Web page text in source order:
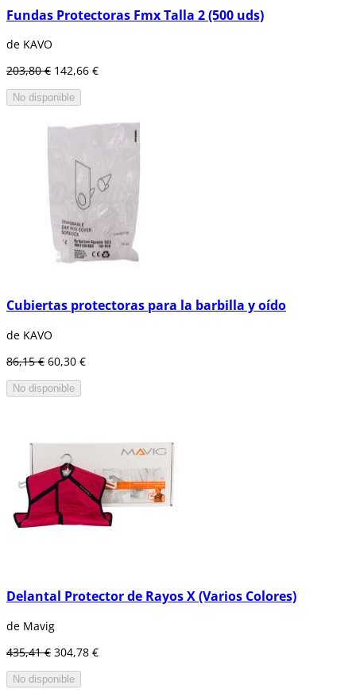
Fundas Protectoras Fmx Talla 2 (500 uds)
de KAVO
203,80 € 142,66 €
No disponible
Cubiertas protectoras para la barbilla y oído
de KAVO
86,15 € 60,30 €
No disponible
Delantal Protector de Rayos X (Varios Colores)
de Mavig
435,41 € 304,78 €
No disponible